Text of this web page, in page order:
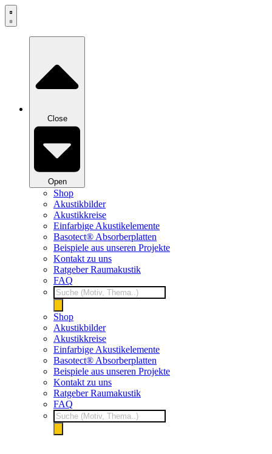
Zum
Inhalt
Close
Open
Shop
Akustikbilder
Akustikkreise
Einfarbige Akustikelemente
Basotect® Absorberplatten
Beispiele aus unseren Projekte
Kontakt zu uns
Ratgeber Raumakustik
FAQ
Products
search
Shop
Akustikbilder
Akustikkreise
Einfarbige Akustikelemente
Basotect® Absorberplatten
Beispiele aus unseren Projekte
Kontakt zu uns
Ratgeber Raumakustik
FAQ
Products
search